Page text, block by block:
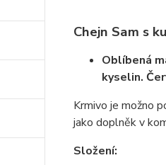
Chejn Sam s
Oblíbená
kyselin.
Krmivo je možno
jako doplněk v
Složení: